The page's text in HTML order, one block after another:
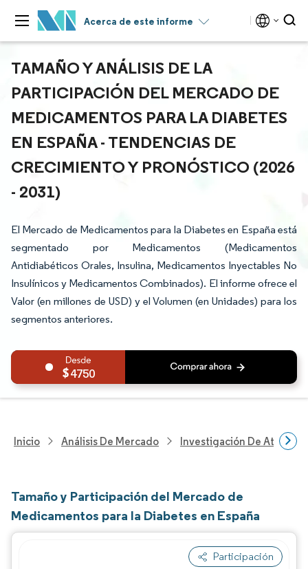
Acerca de este informe
TAMAÑO Y ANÁLISIS DE LA
PARTICIPACIÓN DEL MERCADO DE
MEDICAMENTOS PARA LA DIABETES
EN ESPAÑA - TENDENCIAS DE
CRECIMIENTO Y PRONÓSTICO (2026
- 2031)
El Mercado de Medicamentos para la Diabetes en España está
segmentado por Medicamentos (Medicamentos
Antidiabéticos Orales, Insulina, Medicamentos Inyectables No
Insulínicos y Medicamentos Combinados). El informe ofrece el
Valor (en millones de USD) y el Volumen (en Unidades) para los
segmentos anteriores.
4750
Inicio Análisis De Mercado Investigación De
Tamaño y Participación del Mercado de
Medicamentos para la Diabetes en España
Participación